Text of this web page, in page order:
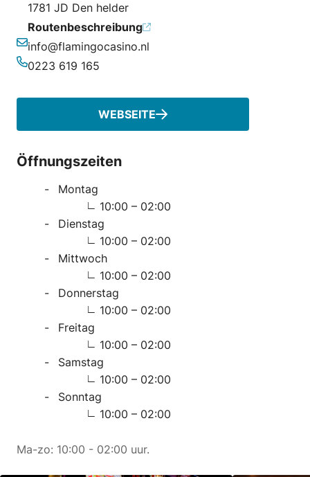
1781 JD Den helder
Routenbeschreibung
E-Mail-Adresse
info@flamingocasino.nl
0223 619 165
WEBSEITE
Öffnungszeiten
Montag
10:00 – 02:00
Dienstag
10:00 – 02:00
Mittwoch
10:00 – 02:00
Donnerstag
10:00 – 02:00
Freitag
10:00 – 02:00
Samstag
10:00 – 02:00
Sonntag
10:00 – 02:00
Ma-zo: 10:00 - 02:00 uur.